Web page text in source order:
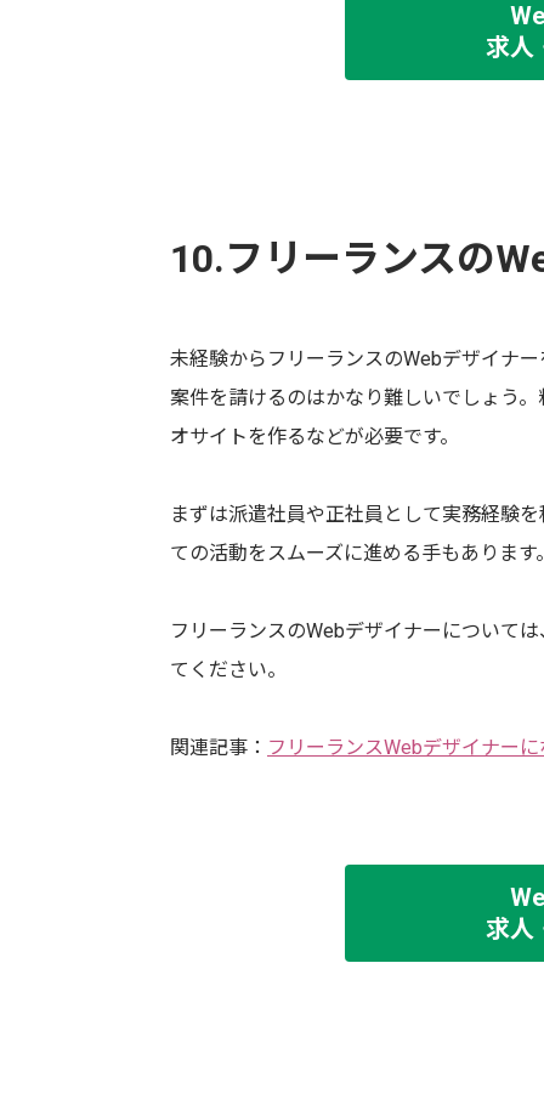
求人
10.フリーランスの
未経験からフリーランスのWebデザイナ
案件を請けるのはかなり難しいでしょう
オサイトを作るなどが必要です。
まずは派遣社員や正社員として実務経験
ての活動をスムーズに進める手もあります
フリーランスのWebデザイナーについて
てください。
関連記事： フリーランスWebデザイナー
求人